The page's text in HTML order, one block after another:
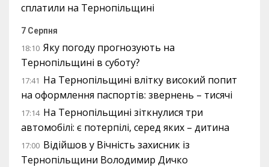
сплатили на Тернопільщині
7 Серпня
18:10 Яку погоду прогнозують на
Тернопільщині в суботу?
17:41 На Тернопільщині влітку високий попит
на оформлення паспортів: звернень – тисячі
17:14 На Тернопільщині зіткнулися три
автомобілі: є потерпілі, серед яких – дитина
17:00 Відійшов у Вічність захисник із
Тернопільщини Володимир Дичко